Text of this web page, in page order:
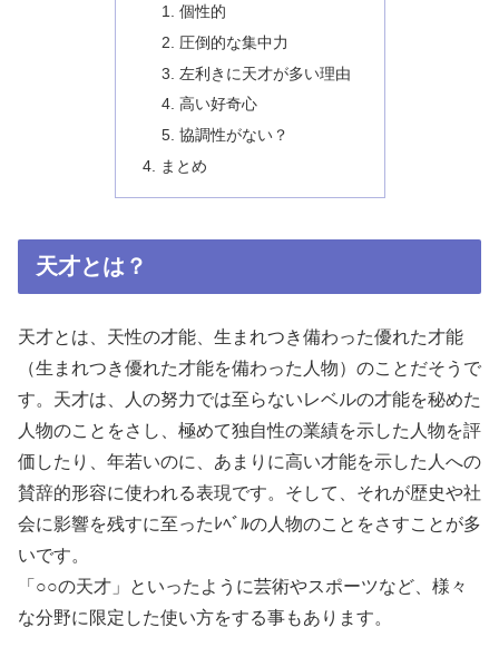
個性的
圧倒的な集中力
左利きに天才が多い理由
高い好奇心
協調性がない？
まとめ
天才とは？
天才とは、天性の才能、生まれつき備わった優れた才能
（生まれつき優れた才能を備わった人物）のことだそうで
す。天才は、人の努力では至らないレベルの才能を秘めた
人物のことをさし、極めて独自性の業績を示した人物を評
価したり、年若いのに、あまりに高い才能を示した人への
賛辞的形容に使われる表現です。そして、それが歴史や社
会に影響を残すに至ったﾚﾍﾞﾙの人物のことをさすことが多
いです。
「○○の天才」といったように芸術やスポーツなど、様々
な分野に限定した使い方をする事もあります。